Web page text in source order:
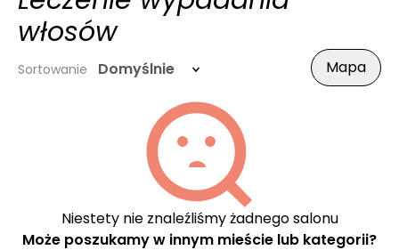
włosów
Sortowanie Domyślnie Mapa
Niestety nie znaleźliśmy żadnego salonu
Może poszukamy w innym mieście lub kategorii?